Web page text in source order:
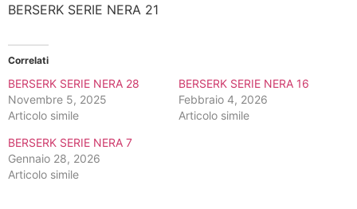
BERSERK SERIE NERA 21
Correlati
BERSERK SERIE NERA 28
Novembre 5, 2025
Articolo simile
BERSERK SERIE NERA 16
Febbraio 4, 2026
Articolo simile
BERSERK SERIE NERA 7
Gennaio 28, 2026
Articolo simile